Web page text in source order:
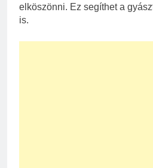
elköszönni. Ez segíthet a
is.